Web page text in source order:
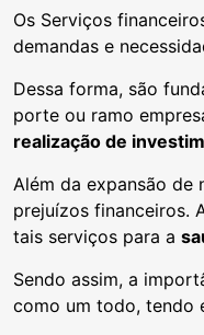
Os Serviços
demandas e
Dessa forma, são
porte ou ramo
realização de
Além da expansão de
prejuízos financeiros.
tais serviços para a
Sendo assim, a
como um todo, tendo